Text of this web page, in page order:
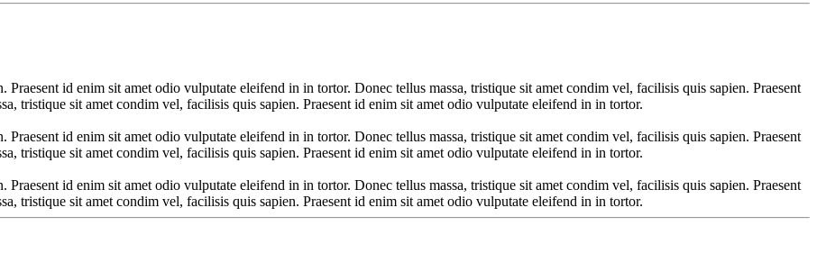
id enim sit amet odio vulputate eleifend in in tortor. Donec tellus massa, tristique sit amet condim vel, facilisis quis sapien. Praesent
tristique sit amet condim vel, facilisis quis sapien. Praesent id enim sit amet odio vulputate eleifend in in tortor.
id enim sit amet odio vulputate eleifend in in tortor. Donec tellus massa, tristique sit amet condim vel, facilisis quis sapien. Praesent
tristique sit amet condim vel, facilisis quis sapien. Praesent id enim sit amet odio vulputate eleifend in in tortor.
id enim sit amet odio vulputate eleifend in in tortor. Donec tellus massa, tristique sit amet condim vel, facilisis quis sapien. Praesent
tristique sit amet condim vel, facilisis quis sapien. Praesent id enim sit amet odio vulputate eleifend in in tortor.